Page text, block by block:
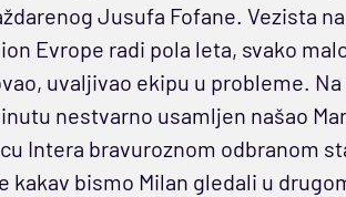
Jusufa Fofane. Vezista
Evrope radi pola leta, svako
uvaljivao ekipu u probleme.
nestvarno usamljen našao
Intera bravuroznom odbranom
kakav bismo Milan gledali u